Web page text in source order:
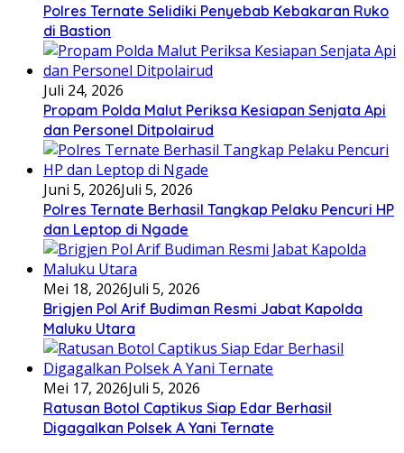
Polres Ternate Selidiki Penyebab Kebakaran Ruko
di Bastion
Juli 24, 2026
Propam Polda Malut Periksa Kesiapan Senjata Api
dan Personel Ditpolairud
Juni 5, 2026Juli 5, 2026
Polres Ternate Berhasil Tangkap Pelaku Pencuri HP
dan Leptop di Ngade
Mei 18, 2026Juli 5, 2026
Brigjen Pol Arif Budiman Resmi Jabat Kapolda
Maluku Utara
Mei 17, 2026Juli 5, 2026
Ratusan Botol Captikus Siap Edar Berhasil
Digagalkan Polsek A Yani Ternate